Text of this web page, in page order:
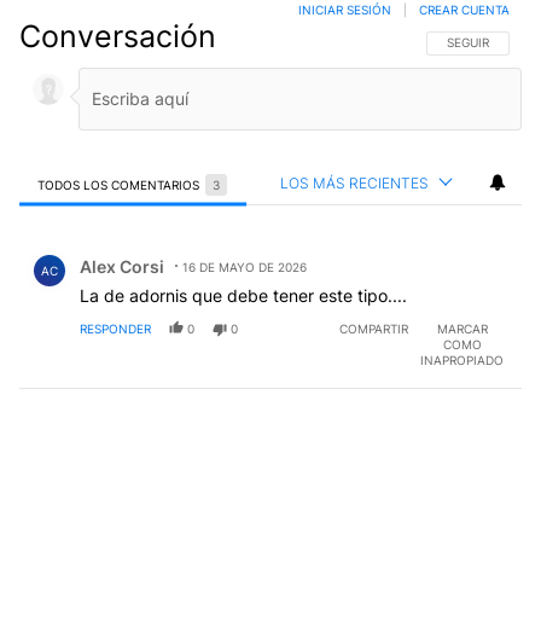
Conversación SIGA ESTA
SEGUIR
INICIAR SESIÓN CREAR CUENTA
TODOS LOS COMENTARIOS 3 LOS MÁS RECIENTES
AC Alex Corsi 16 DE MAYO DE 2026
La de adornis que debe tener este tipo....
RESPONDER 0 0 COMPARTIR
MARCAR
COMO
INAPROPIADO